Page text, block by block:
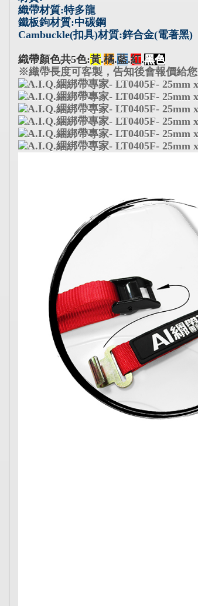
織帶材質:特多龍
鐵板鉤材質:中碳鋼
Cambuckle(扣具)材質:鋅合金(電著黑)
織帶顏色共5色:黃.橘.藍.紅.黑色
※織帶長度可客製，告知後會報價給您